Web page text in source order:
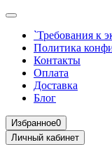
`Требования к
Политика
Контакты
Оплата
Доставка
Блог
Избранное0
Личный кабинет